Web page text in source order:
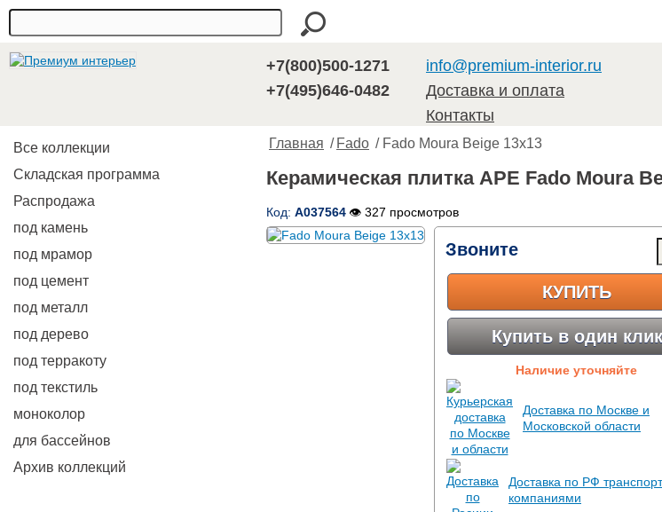
+7(800)500-1271
+7(495)646-0482
info@premium-interior.ru
Доставка и оплата
Контакты
Все коллекции
Складская программа
Распродажа
под камень
под мрамор
под цемент
под металл
под дерево
под терракоту
под текстиль
моноколор
для бассейнов
Архив коллекций
Главная / Fado / Fado Moura Beige 13x13
Керамическая плитка APE Fado Moura
Код: A037564 👁 327 просмотров
Звоните
КУПИТЬ
Купить в один клик
Наличие уточняйте
Доставка по Москве и
Московской области
Доставка по РФ
компаниями